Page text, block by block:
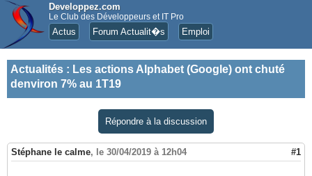
Developpez.com
Le Club des Développeurs et IT Pro
Actus Forum Actualit�s Emploi
Actualités : Les actions Alphabet (Google) ont chuté
denviron 7% au 1T19
Répondre à la discussion
Stéphane le calme, le 30/04/2019 à 12h04 #1